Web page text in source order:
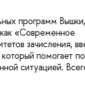
программ Вышки,
«Современное
зачисления,
помогает
ситуацией.